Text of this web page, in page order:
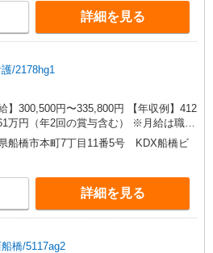
詳細を見る
/2178hg1
】300,500円〜335,800円 【年収例】412
（年2回の賞与含む） ※月給は職務
きがい向上手当等、毎月平均的に支払わ
。 ◎オンコール手当別途支
円〜2,000円/日 ◎月給は経験により異な
◎残業時は別途時間外手当支給（超過1
分〜） ◎賞与 基本給2.08ヶ月分/年支給
船橋市本町7丁目11番5号 KDX船橋ビ
詳細を見る
橋/5117ag2